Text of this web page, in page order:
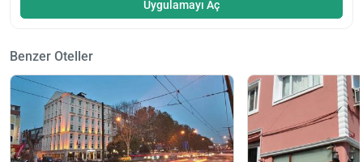
Uygulamayı Aç
Benzer Oteller